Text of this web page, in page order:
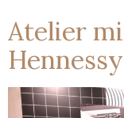
Atelier